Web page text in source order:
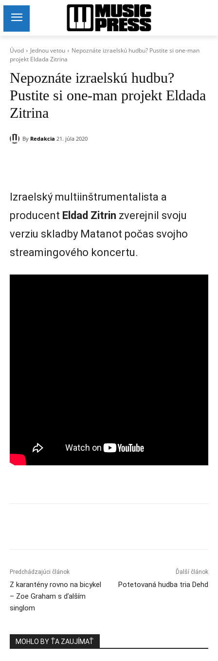
Úvod Jednou vetou
Nepoznáte izraelskú hudbu? Pustite si one-man
projekt Eldada Zitrina
Nepoznáte izraelskú hudbu?
Pustite si one-man projekt Eldada
Zitrina
By Redakcia 21. júla 2020
Izraelský multiinštrumentalista a
producent Eldad Zitrin zverejnil svoju
verziu skladby Matanot počas svojho
streamingového koncertu.
Predchádzajúci článok
Z karantény rovno na bicykel
– Zoe Graham s ďalším
singlom
Ďalší článok
Potetovaná hudba tria Dehd
MOHLO BY ŤA ZAUJÍMAŤ